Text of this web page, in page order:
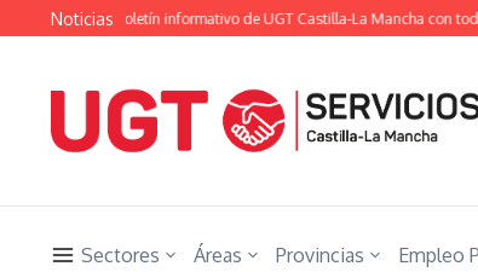
Saltar al contenido
Noticias
Ugetista», el boletín informativo de UGT Castilla-La Mancha con toda
Sectores Áreas Provincias Empleo